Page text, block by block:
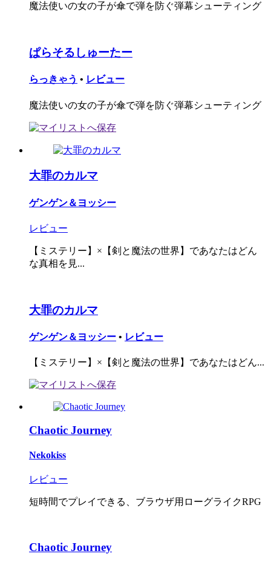
魔法使いの女の子が傘で弾を防ぐ弾幕シューティング
ぱらそるしゅーたー
らっきゃう • レビュー
魔法使いの女の子が傘で弾を防ぐ弾幕シューティング
大罪のカルマ
ゲンゲン＆ヨッシー
レビュー
【ミステリー】×【剣と魔法の世界】であなたはどん
な真相を見...
大罪のカルマ
ゲンゲン＆ヨッシー • レビュー
【ミステリー】×【剣と魔法の世界】であなたはどん...
Chaotic Journey
Nekokiss
レビュー
短時間でプレイできる、ブラウザ用ローグライクRPG
Chaotic Journey